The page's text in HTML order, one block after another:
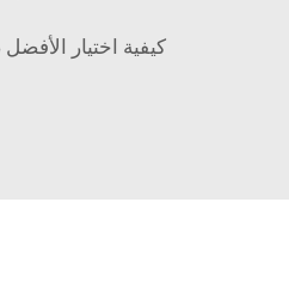
كيفية اختيار الأفضل